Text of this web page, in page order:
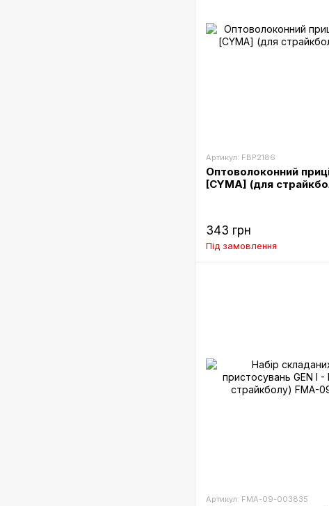
Артикул: FBP2186
Оптоволоконний
[CYMA] (для
343 грн
Під замовлення
Артикул: FMA-09-003835